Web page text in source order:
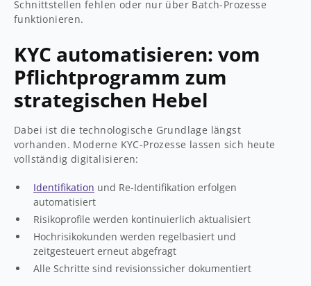
Schnittstellen fehlen oder nur über Batch-Prozesse
funktionieren.
KYC automatisieren: vom
Pflichtprogramm zum
strategischen Hebel
Dabei ist die technologische Grundlage längst
vorhanden. Moderne KYC-Prozesse lassen sich heute
vollständig digitalisieren:
Identifikation und Re-Identifikation erfolgen
automatisiert
Risikoprofile werden kontinuierlich aktualisiert
Hochrisikokunden werden regelbasiert und
zeitgesteuert erneut abgefragt
Alle Schritte sind revisionssicher dokumentiert